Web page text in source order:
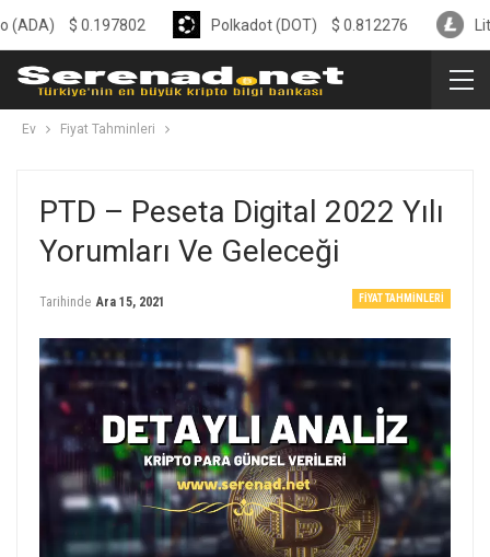
Ev Fiyat Tahminleri
PTD – Peseta Digital 2022 Yılı
Yorumları Ve Geleceği
FIYAT TAHMINLERI
Tarihinde Ara 15, 2021
$0.197802 Polkadot (DOT) $0.812276 Litecoin